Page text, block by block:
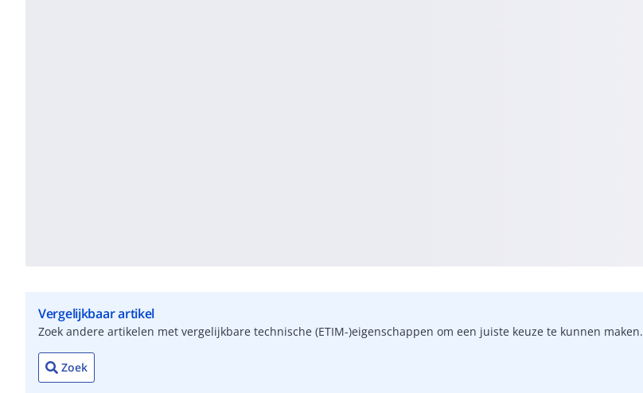
Vergelijkbaar artikel
Zoek andere artikelen met vergelijkbare technische (ETIM-)eigenschappen om een juiste keuze te kunnen maken.
Zoek